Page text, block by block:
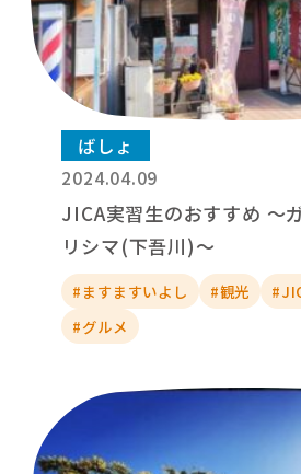
ばしょ
2024.04.09
JICA実習生のおすすめ ～
リシマ(下吾川)～
#ますますいよし #観光
#グルメ